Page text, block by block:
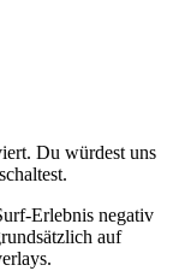
Du würdest uns
Erlebnis negativ
auf